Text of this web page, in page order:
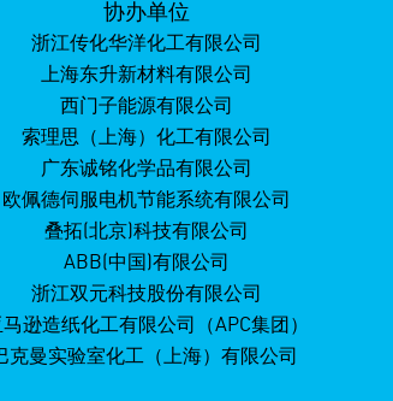
协办单位
浙江传化华洋化工有限公司
上海东升新材料有限公司
西门子能源有限公司
索理思（上海）化工有限公司
广东诚铭化学品有限公司
欧佩德伺服电机节能系统有限公司
叠拓(北京)科技有限公司
ABB(中国)有限公司
浙江双元科技股份有限公司
马逊造纸化工有限公司（APC集团）
克曼实验室化工（上海）有限公司